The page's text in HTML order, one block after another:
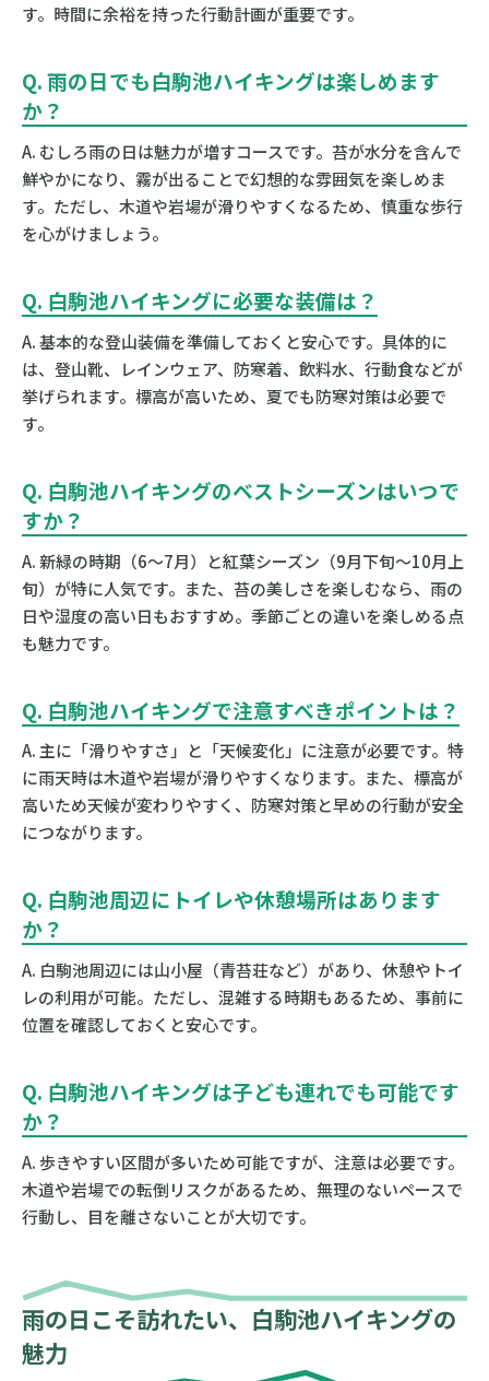
す。時間に余裕を持った行動計画が重要です。
Q. 雨の日でも白駒池ハイキングは楽しめます
か？
A. むしろ雨の日は魅力が増すコースです。苔が水分を含んで
鮮やかになり、霧が出ることで幻想的な雰囲気を楽しめま
す。ただし、木道や岩場が滑りやすくなるため、慎重な歩行
を心がけましょう。
Q. 白駒池ハイキングに必要な装備は？
A. 基本的な登山装備を準備しておくと安心です。具体的に
は、登山靴、レインウェア、防寒着、飲料水、行動食などが
挙げられます。標高が高いため、夏でも防寒対策は必要で
す。
Q. 白駒池ハイキングのベストシーズンはいつで
すか？
A. 新緑の時期（6〜7月）と紅葉シーズン（9月下旬〜10月上
旬）が特に人気です。また、苔の美しさを楽しむなら、雨の
日や湿度の高い日もおすすめ。季節ごとの違いを楽しめる点
も魅力です。
Q. 白駒池ハイキングで注意すべきポイントは？
A. 主に「滑りやすさ」と「天候変化」に注意が必要です。特
に雨天時は木道や岩場が滑りやすくなります。また、標高が
高いため天候が変わりやすく、防寒対策と早めの行動が安全
につながります。
Q. 白駒池周辺にトイレや休憩場所はあります
か？
A. 白駒池周辺には山小屋（青苔荘など）があり、休憩やトイ
レの利用が可能。ただし、混雑する時期もあるため、事前に
位置を確認しておくと安心です。
Q. 白駒池ハイキングは子ども連れでも可能です
か？
A. 歩きやすい区間が多いため可能ですが、注意は必要です。
木道や岩場での転倒リスクがあるため、無理のないペースで
行動し、目を離さないことが大切です。
雨の日こそ訪れたい、白駒池ハイキングの
魅力